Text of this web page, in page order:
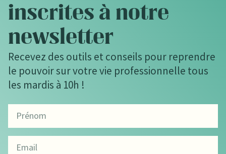
inscrites à notre
newsletter
Recevez des outils et conseils pour reprendre
le pouvoir sur votre vie professionnelle tous
les mardis à 10h !